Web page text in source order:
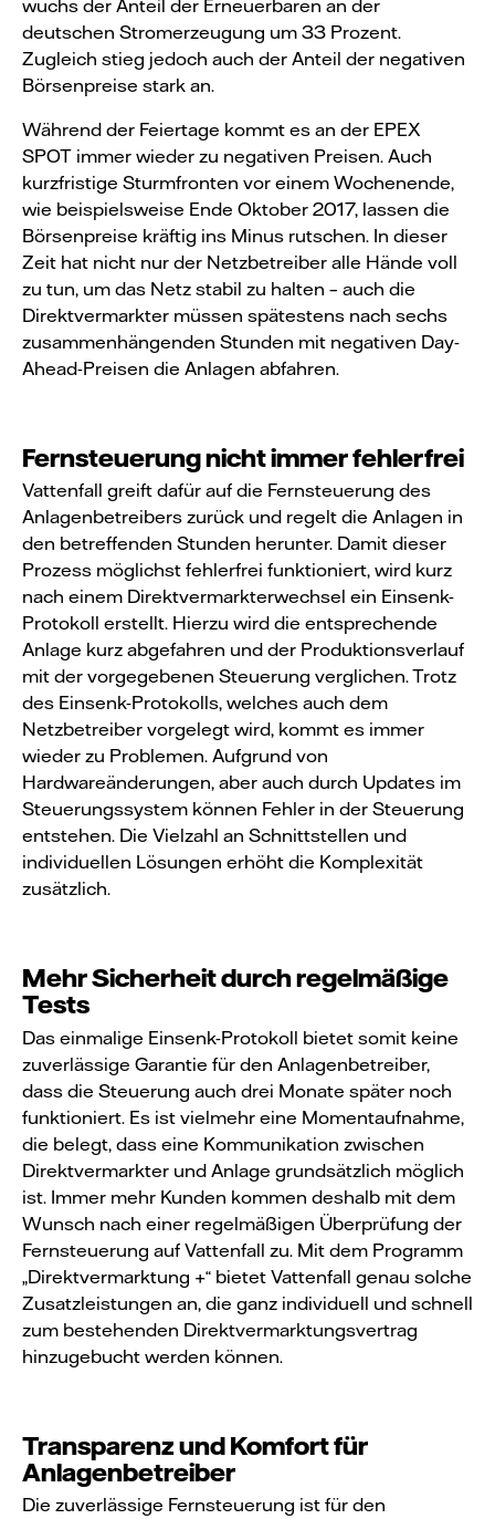
wuchs der Anteil der Erneuerbaren an der
deutschen Stromerzeugung um 33 Prozent.
Zugleich stieg jedoch auch der Anteil der negativen
Börsenpreise stark an.
Während der Feiertage kommt es an der EPEX
SPOT immer wieder zu negativen Preisen. Auch
kurzfristige Sturmfronten vor einem Wochenende,
wie beispielsweise Ende Oktober 2017, lassen die
Börsenpreise kräftig ins Minus rutschen. In dieser
Zeit hat nicht nur der Netzbetreiber alle Hände voll
zu tun, um das Netz stabil zu halten – auch die
Direktvermarkter müssen spätestens nach sechs
zusammenhängenden Stunden mit negativen Day-
Ahead-Preisen die Anlagen abfahren.
Fernsteuerung nicht immer fehlerfrei
Vattenfall greift dafür auf die Fernsteuerung des
Anlagenbetreibers zurück und regelt die Anlagen in
den betreffenden Stunden herunter. Damit dieser
Prozess möglichst fehlerfrei funktioniert, wird kurz
nach einem Direktvermarkterwechsel ein Einsenk-
Protokoll erstellt. Hierzu wird die entsprechende
Anlage kurz abgefahren und der Produktionsverlauf
mit der vorgegebenen Steuerung verglichen. Trotz
des Einsenk-Protokolls, welches auch dem
Netzbetreiber vorgelegt wird, kommt es immer
wieder zu Problemen. Aufgrund von
Hardwareänderungen, aber auch durch Updates im
Steuerungssystem können Fehler in der Steuerung
entstehen. Die Vielzahl an Schnittstellen und
individuellen Lösungen erhöht die Komplexität
zusätzlich.
Mehr Sicherheit durch regelmäßige
Tests
Das einmalige Einsenk-Protokoll bietet somit keine
zuverlässige Garantie für den Anlagenbetreiber,
dass die Steuerung auch drei Monate später noch
funktioniert. Es ist vielmehr eine Momentaufnahme,
die belegt, dass eine Kommunikation zwischen
Direktvermarkter und Anlage grundsätzlich möglich
ist. Immer mehr Kunden kommen deshalb mit dem
Wunsch nach einer regelmäßigen Überprüfung der
Fernsteuerung auf Vattenfall zu. Mit dem Programm
„Direktvermarktung +“ bietet Vattenfall genau solche
Zusatzleistungen an, die ganz individuell und schnell
zum bestehenden Direktvermarktungsvertrag
hinzugebucht werden können.
Transparenz und Komfort für
Anlagenbetreiber
Die zuverlässige Fernsteuerung ist für den